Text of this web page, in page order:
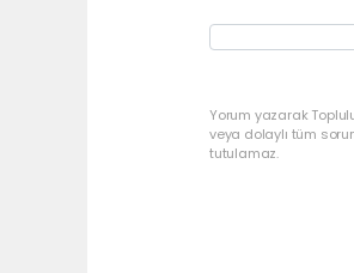
Yorum yazarak
veya dolaylı tüm
tutulamaz.